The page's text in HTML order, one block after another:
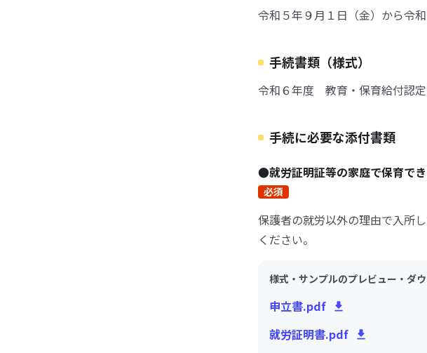
令和５年９月１日（金）から令
手続書類（様式）
令和６年度 教育・保育給付認
手続に必要な添付書類
●就労証明証等の家庭で保育で
必須
保護者の就労以外の理由で入所
ください。
様式・サンプルのプレビュー・ダ
申立書.pdf
就労証明書.pdf